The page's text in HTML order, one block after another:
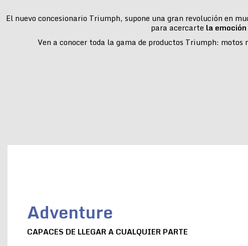
El nuevo concesionario Triumph, supone una gran revolución en
para acercarte la
Ven a conocer toda la gama de productos Triumph:
Adventure
CAPACES DE LLEGAR A CUALQUIER PARTE